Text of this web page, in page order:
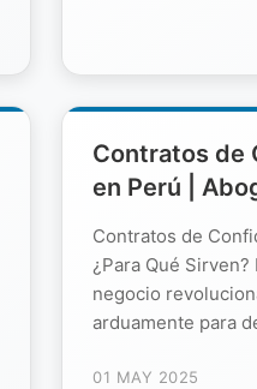
Contratos de
en Perú |
Contratos de
¿Para Qué
negocio
arduamente para
01 MAY 2025